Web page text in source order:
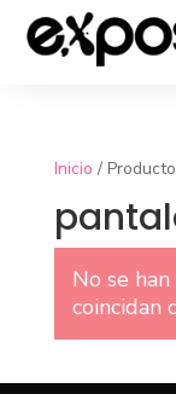
Inicio /
No se
coincidan